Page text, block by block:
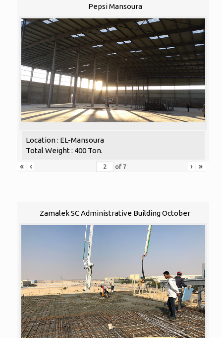
Pepsi Mansoura
Location : EL-Mansoura
Total Weight : 400 Ton.
«
‹ of 7 › »
Zamalek SC Administrative Building October